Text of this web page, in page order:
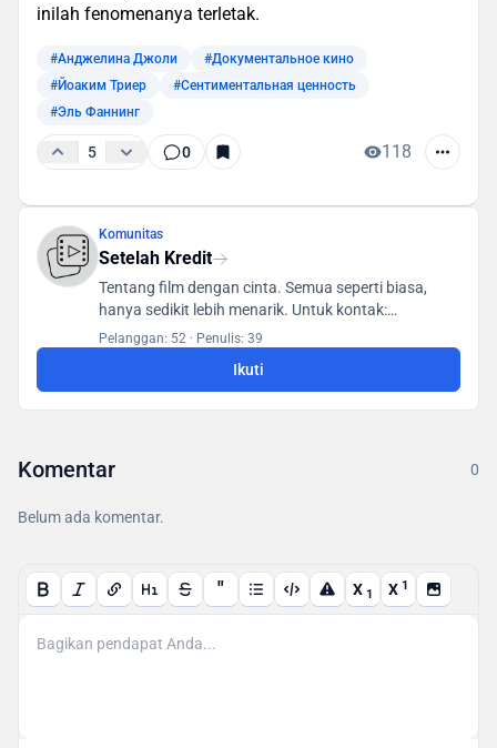
inilah fenomenanya terletak.
#Анджелина Джоли
#Документальное кино
#Йоаким Триер
#Сентиментальная ценность
#Эль Фаннинг
5 0 118
Komunitas
Setelah Kredit
Tentang film dengan cinta. Semua seperti biasa,
hanya sedikit lebih menarik. Untuk kontak:
posletitrov@yandex.ru
Pelanggan: 52 · Penulis: 39
Ikuti
Komentar 0
Belum ada komentar.
" X 1 X 1